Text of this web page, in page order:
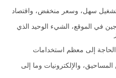
وتشغيل سهل، وسعر منخفض، واقتصاد
في الموقع، الشيء الوحيد الذي
الحاجة إلى معظم استخدامات
والإلكترونيات وما إلى